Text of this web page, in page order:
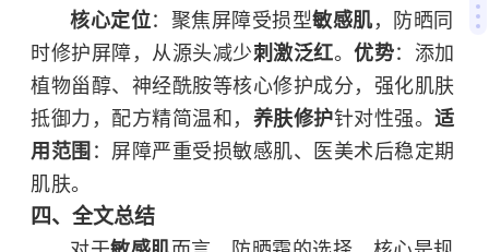
核心定位：聚焦屏障受损型敏感肌 ，防晒同
时修护屏障，从源头减少刺激泛红。 优势：添加
植物甾醇、神经酰胺等核心修护成分，强化肌肤
抵御力，配方精简温和， 养肤修护针对性强。 适
用范围 ：屏障严重受损敏感肌、医美术后稳定期
肌肤。
四、全文总结